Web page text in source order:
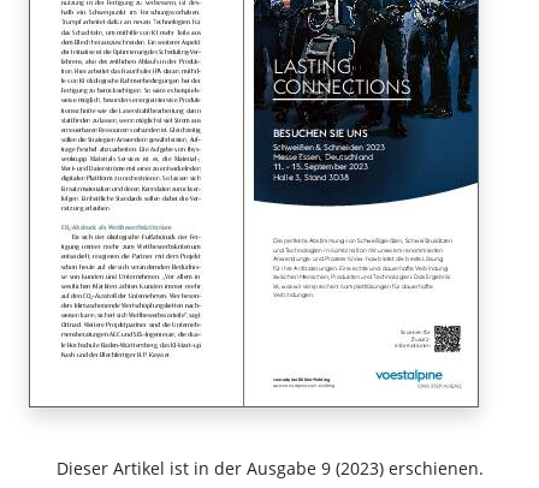
Dieser Artikel ist in der Ausgabe 9 (2023) erschienen.